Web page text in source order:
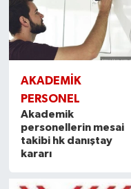
AKADEMİK
PERSONEL
Akademik
personellerin mesai
takibi hk danıştay
kararı